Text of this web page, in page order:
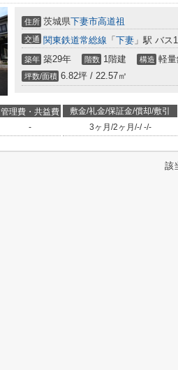
住所 茨城県下妻市高道祖
交通 関東鉄道常総線 「 下妻 」駅 バス
築年 築29年 階数 1階建 構造 軽
坪数/面積 6.82坪 / 22.57㎡
管理費・共益費
敷金/礼金/保証金/償却/敷引
- 3ヶ月 /2ヶ月 /-/-/-
該